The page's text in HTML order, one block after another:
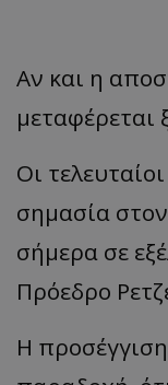
Αν και η
μεταφέρεται
Οι
σημασία
σήμερα σε
Πρόεδρο
Η